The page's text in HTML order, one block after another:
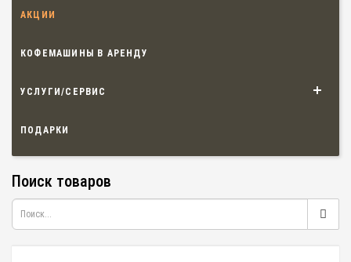
АКЦИИ
КОФЕМАШИНЫ В АРЕНДУ
УСЛУГИ/СЕРВИС
ПОДАРКИ
Поиск товаров